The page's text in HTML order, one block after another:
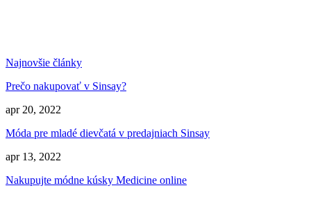
Najnovšie články
Prečo nakupovať v Sinsay?
apr 20, 2022
Móda pre mladé dievčatá v predajniach Sinsay
apr 13, 2022
Nakupujte módne kúsky Medicine online